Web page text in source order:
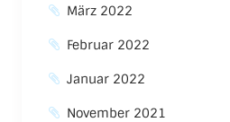
März 2022
Februar 2022
Januar 2022
November 2021